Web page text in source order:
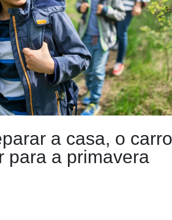
a casa, o
para a primavera